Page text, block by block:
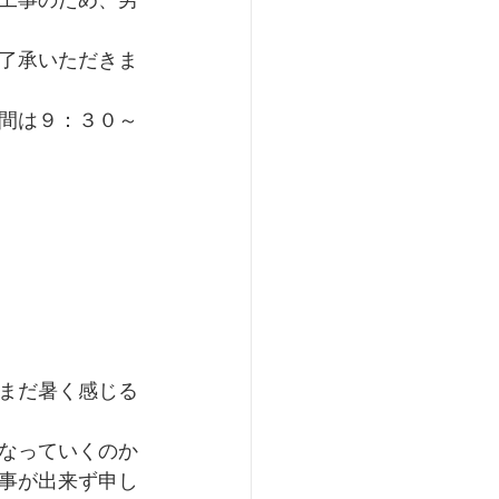
承いただきま
は９：３０～
だ暑く感じる
っていくのか
が出来ず申し